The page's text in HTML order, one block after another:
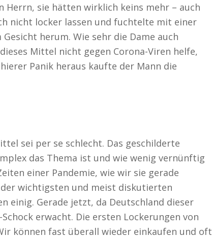
Herrn, sie hätten wirklich keins mehr – auch
nicht locker lassen und fuchtelte mit einer
herum. Wie sehr die Dame auch
Mittel nicht gegen Corona-Viren helfe,
Panik heraus kaufte der Mann die
sei per se schlecht. Das geschilderte
das Thema ist und wie wenig vernünftig
einer Pandemie, wie wir sie gerade
wichtigsten und meist diskutierten
einig. Gerade jetzt, da Deutschland dieser
erwacht. Die ersten Lockerungen von
können fast überall wieder einkaufen und oft